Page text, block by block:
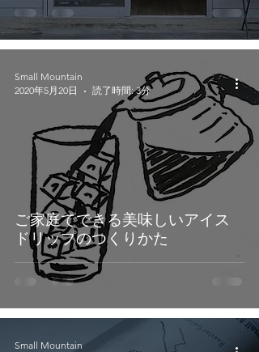
ご家庭でできる美味しいアイス
ドリップのつくりかた
Small Mountain
2020年5月20日
読了時間: 3分
Small Mountain